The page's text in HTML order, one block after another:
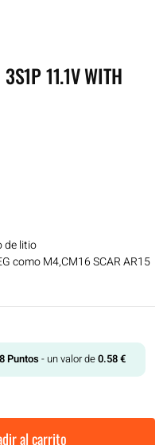
11.1V WITH
de litio
como M4,CM16 SCAR AR15
Puntos - un valor de0.58€
al carrito